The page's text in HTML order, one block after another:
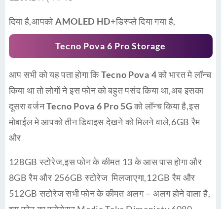
दिया है,आपकोAMOLED HD+डिस्प्ले दिया गया है,
Tecno Pova 6 Pro Storage
आप सभी को यह पता होगा किTecno Pova 4को भारत मे लॉन्च
किया था तो लोगों ने इस फोन को बहुत पसंद किया था,अब इसका
दूसरा वर्जनTecno Pova 6 Pro 5Gको लॉन्च किया है,इस
मोबाईल मे आपको तीन डिवाइस देखने को मिलने वाले,6GB रैम
और
128GB स्टोरेज,इस फोन के कीमत 13 के आस पास होगा और
8GB रैम और 256GB स्टोरेज मिलजाएगा,12GB रैम और
512GB सटोरेज सभी फोन के कीमत अलग – अलग होने वाला है,